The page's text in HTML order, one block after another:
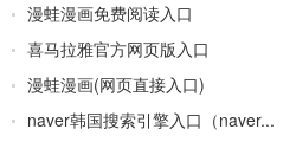
漫蛙漫画免费阅读入口
喜马拉雅官方网页版入口
漫蛙漫画(网页直接入口)
naver韩国搜索引擎入口（naver...